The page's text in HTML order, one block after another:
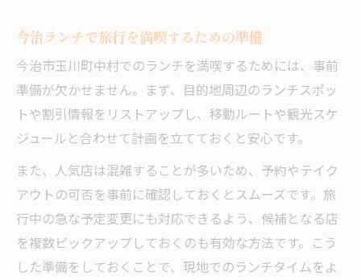
今治ランチで旅行を満喫するための準備
今治市玉川町中村でのランチを満喫するためには、事前
準備が欠かせません。まず、目的地周辺のランチスポッ
トや割引情報をリストアップし、移動ルートや観光スケ
ジュールと合わせて計画を立てておくと安心です。
また、人気店は混雑することが多いため、予約やテイク
アウトの可否を事前に確認しておくとスムーズです。旅
行中の急な予定変更にも対応できるよう、候補となる店
を複数ピックアップしておくのも有効な方法です。こう
した準備をしておくことで、現地でのランチタイムをよ